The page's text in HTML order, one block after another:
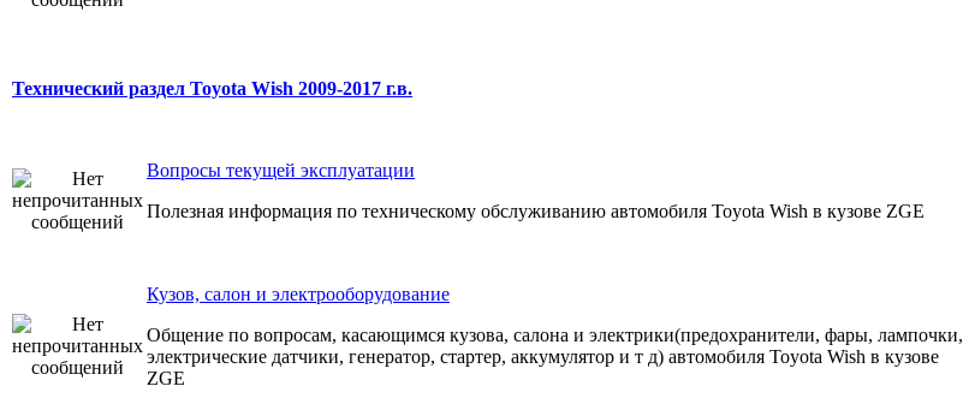
Технический раздел Toyota Wish 2009-2017 г.в.
Вопросы текущей эксплуатации
Полезная информация по техническому обслуживанию автомобиля Toyota Wish в кузове ZGE
Кузов, салон и электрооборудование
Общение по вопросам, касающимся кузова, салона и электрики(предохранители, фары, лампочки,
электрические датчики, генератор, стартер, аккумулятор и т д) автомобиля Toyota Wish в кузове
ZGE